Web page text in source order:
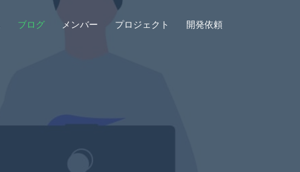
ブログ メンバー プロジェクト 開発依頼